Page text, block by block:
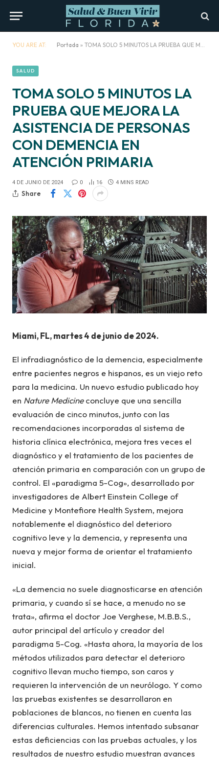
YOU ARE AT: Portada » TOMA SOLO 5 MINUTOS LA PRUEBA QUE MEJORA LA ASISTENCIA DE PERSONAS CON DEMENCIA EN ATENCIÓN PRIMARIA
SALUD
TOMA SOLO 5 MINUTOS LA
PRUEBA QUE MEJORA LA
ASISTENCIA DE PERSONAS
CON DEMENCIA EN
ATENCIÓN PRIMARIA
4 DE JUNIO DE 2024 0 16 4 MINS READ
Share
Miami, FL, martes 4 de junio de 2024.
El infradiagnóstico de la demencia, especialmente
entre pacientes negros e hispanos, es un viejo reto
para la medicina. Un nuevo estudio publicado hoy
en Nature Medicineconcluye que una sencilla
evaluación de cinco minutos, junto con las
recomendaciones incorporadas al sistema de
historia clínica electrónica, mejora tres veces el
diagnóstico y el tratamiento de los pacientes de
atención primaria en comparación con un grupo de
control. El «paradigma 5-Cog», desarrollado por
investigadores de Albert Einstein College of
Medicine y Montefiore Health System, mejora
notablemente el diagnóstico del deterioro
cognitivo leve y la demencia, y representa una
nueva y mejor forma de orientar el tratamiento
inicial.
«La demencia no suele diagnosticarse en atención
primaria, y cuando sí se hace, a menudo no se
trata», afirma el doctor Joe Verghese, M.B.B.S.,
autor principal del artículo y creador del
paradigma 5-Cog. «Hasta ahora, la mayoría de los
métodos utilizados para detectar el deterioro
cognitivo llevan mucho tiempo, son caros y
requieren la intervención de un neurólogo. Y como
las pruebas existentes se desarrollaron en
poblaciones de blancos, no tienen en cuenta las
diferencias culturales. Hemos intentado subsanar
estas deficiencias con las pruebas actuales, y los
resultados de nuestro estudio muestran avances